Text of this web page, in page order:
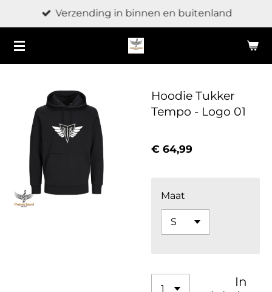
direct
naar
de
Verzending in binnen en buitenland
Hoodie Tukker
Tempo - Logo 01
€ 64,99
Maat
In